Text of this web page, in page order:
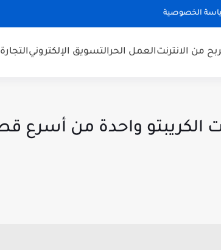
الخصوصية
من الانترنتالعمل الحرالتسويق الإلكتروني
الكريبتو واحدة من أسرع